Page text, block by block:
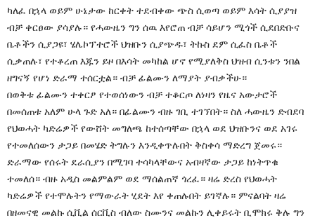
ካለፈ በኋላ ወይም ሁኔታው ከርቀት ተደብቀው ጭስ ሲወጣ ወይም እሳት ሲያያዝ
ብቻ ቀርፀው ያሳያሉ። የሓውዜን ግን ሰዉ እየሮጠ ብቻ ሳይሆን ሚጎች ሲደበድቡና
ቤቶችን ሲያጋዩ፣ ሄሌኮፕተሮች ህዝቡን ሲያጭዱ፣ ትኩስ ደም ሲፈስ ቤቶች
ሲቃጠሉ፣ የተቆረጠ እጁን ይዞ በእሳት መካከል ሆኖ የሚያለቅስ ህዝብ ሲንቱን ንበል
ዘግናኝ የሆነ ድራማ ተሰርቷል። ብቻ ፊልሙን ለማያት ያብቃችሁ።
በወቅቱ ፊልሙን ተቀርፆ የተወሰነውን ብቻ ተቆርጦ ለነዛን የዜና አውታሮች
በመሰጠቱ አለም ሁላ ጉድ አለ። በፊልሙን ብዙ ገቢ ተገኘበት። ስለ ሓውዜን ድብደባ
የህወሓት ካድሬዎች የውሸት መግለጫ ከተሰጣቸው በኋላ ወደ ህዝቡንና ወደ አገሩ
የተመለሰውን ታጋይ በመሄድ ትግሉን እንዲቀጥሉበት ቅስቀሳ ማድረግ ጀመሩ።
ድራማው የሰሩት ደራሲያን በሚገባ ተሳካላቸውና አብዛኛው ታጋይ ከነትጥቁ
ተመለሰ። ብዙ አዲስ መልምልም ወደ ማሰልጠኛ ጎረፈ። ዛሬ ድረስ የህወሓት
ካድሬዎች የተሞሉትን የማውራት ሂደት እየ ቀጠሉበት ይገኛሉ። ምናልባት ዛሬ
በዘመናዊ መልኩ ሲቪል ሰርቪስ ብለው ስሙንና መልኩን ሊቀይሩት ቢሞክሩ ቅሉ ግን